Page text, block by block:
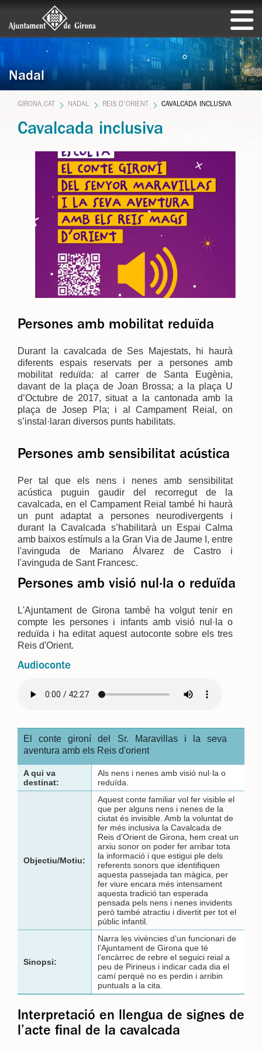
Nadal
GIRONA.CAT NADAL REIS D'ORIENT CAVALCADA INCLUSIVA
Cavalcada inclusiva
Persones amb mobilitat reduïda
Durant la cavalcada de Ses Majestats, hi haurà
diferents espais reservats per a persones amb
mobilitat reduïda: al carrer de Santa Eugènia,
davant de la plaça de Joan Brossa; a la plaça U
d’Octubre de 2017, situat a la cantonada amb la
plaça de Josep Pla; i al Campament Reial, on
s’instal·laran diversos punts habilitats.
Persones amb sensibilitat acústica
Per tal que els nens i nenes amb sensibilitat
acústica puguin gaudir del recorregut de la
cavalcada, en el Campament Reial també hi haurà
un punt adaptat a persones neurodivergents i
durant la Cavalcada s’habilitarà un Espai Calma
amb baixos estímuls a la Gran Via de Jaume I, entre
l'avinguda de Mariano Álvarez de Castro i
l'avinguda de Sant Francesc.
Persones amb visió nul·la o reduïda
L'Ajuntament de Girona també ha volgut tenir en
compte les persones i infants amb visió nul·la o
reduïda i ha editat aquest autoconte sobre els tres
Reis d'Orient.
Audioconte
El conte gironí del Sr. Maravillas i la seva
aventura amb els Reis d'orient
A qui va
destinat:
Als nens i nenes amb visió nul·la o
reduïda.
Objectiu/Motiu:
Aquest conte familiar vol fer visible el
que per alguns nens i nenes de la
ciutat és invisible. Amb la voluntat de
fer més inclusiva la Cavalcada de
Reis d’Orient de Girona, hem creat un
arxiu sonor on poder fer arribar tota
la informació i que estigui ple dels
referents sonors que identifiquen
aquesta passejada tan màgica, per
fer viure encara més intensament
aquesta tradició tan esperada
pensada pels nens i nenes invidents
però també atractiu i divertit per tot el
públic infantil.
Sinopsi:
Narra les vivències d’un funcionari de
l’Ajuntament de Girona que té
l’encàrrec de rebre el seguici reial a
peu de Pirineus i indicar cada dia el
camí perquè no es perdin i arribin
puntuals a la cita.
Interpretació en llengua de signes de
l’acte final de la cavalcada